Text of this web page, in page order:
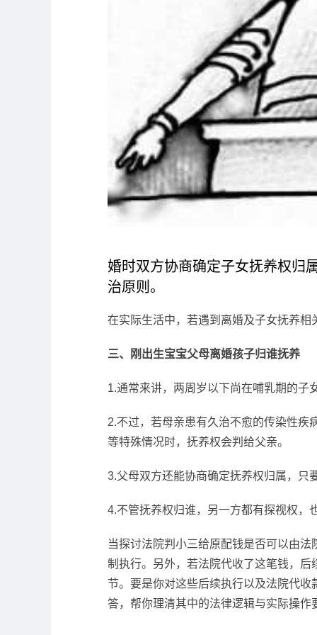
婚时双方协商确定子女抚养权归
治原则。
在实际生活中，若遇到离婚及子女抚养
三、刚出生宝宝父母离婚孩子归谁抚养
1.通常来讲，两周岁以下尚在哺乳期的子
2.不过，若母亲患有久治不愈的传染性疾
等特殊情况时，抚养权会判给父亲。
3.父母双方还能协商确定抚养权归属，只
4.不管抚养权归谁，另一方都有探视权，
当探讨法院判小三给原配钱是否可以由
制执行。另外，若法院代收了这笔钱，后
节。要是你对这些后续执行以及法院代
答，帮你理清其中的法律逻辑与实际操作